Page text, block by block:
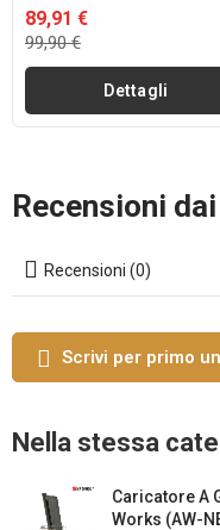
89,91 €
99,90 €
Dettagli
Recensioni
Recensioni (0)
Scrivi per primo
Nella stessa
Caricatore A
Works (AW-